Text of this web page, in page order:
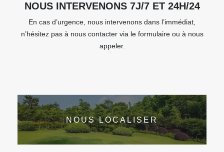
NOUS INTERVENONS 7J/7 ET 24H/24
En cas d’urgence, nous intervenons dans l’immédiat,
n’hésitez pas à nous contacter via le formulaire ou à nous
appeler.
NOUS LOCALISER